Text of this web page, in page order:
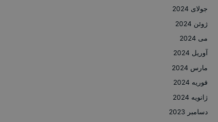
جولای 2024
ژوئن 2024
می 2024
آوریل 2024
مارس 2024
فوریه 2024
ژانویه 2024
دسامبر 2023